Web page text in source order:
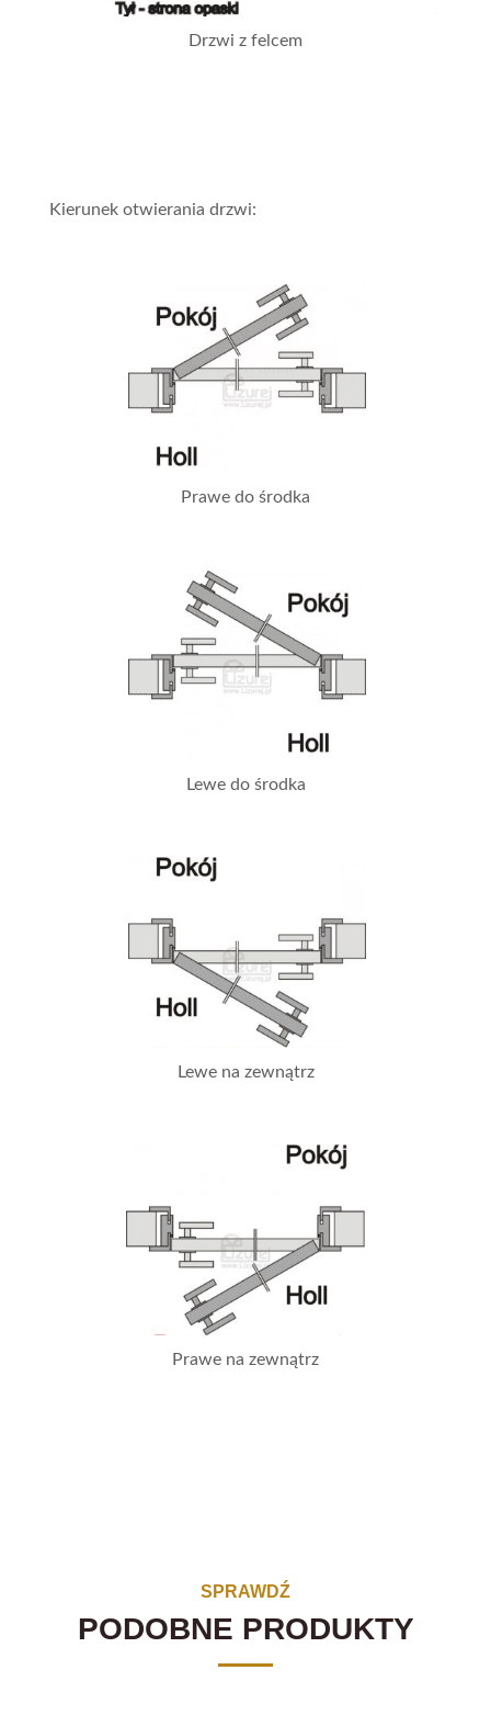
Drzwi z felcem
Kierunek otwierania drzwi:
Prawe do środka
Lewe do środka
Lewe na zewnątrz
Prawe na zewnątrz
SPRAWDŹ
PODOBNE PRODUKTY